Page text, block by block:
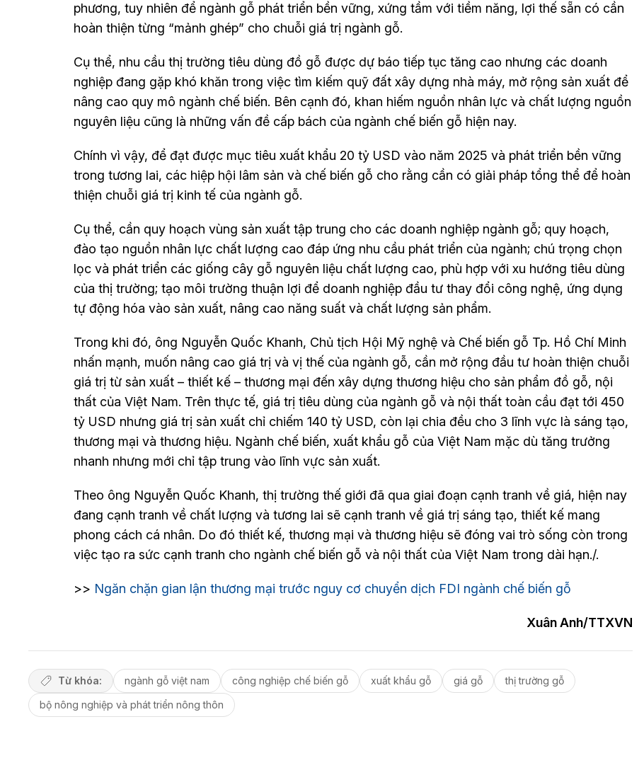
phương, tuy nhiên để ngành gỗ phát triển bền vững, xứng tầm với tiềm năng, lợi thế sẵn có cần
hoàn thiện từng “mảnh ghép” cho chuỗi giá trị ngành gỗ.
Cụ thể, nhu cầu thị trường tiêu dùng đồ gỗ được dự báo tiếp tục tăng cao nhưng các doanh
nghiệp đang gặp khó khăn trong việc tìm kiếm quỹ đất xây dựng nhà máy, mở rộng sản xuất để
nâng cao quy mô ngành chế biến. Bên cạnh đó, khan hiếm nguồn nhân lực và chất lượng nguồn
nguyên liệu cũng là những vấn đề cấp bách của ngành chế biến gỗ hiện nay.
Chính vì vậy, để đạt được mục tiêu xuất khẩu 20 tỷ USD vào năm 2025 và phát triển bền vững
trong tương lai, các hiệp hội lâm sản và chế biến gỗ cho rằng cần có giải pháp tổng thể để hoàn
thiện chuỗi giá trị kinh tế của ngành gỗ.
Cụ thể, cần quy hoạch vùng sản xuất tập trung cho các doanh nghiệp ngành gỗ; quy hoạch,
đào tạo nguồn nhân lực chất lượng cao đáp ứng nhu cầu phát triển của ngành; chú trọng chọn
lọc và phát triển các giống cây gỗ nguyên liệu chất lượng cao, phù hợp với xu hướng tiêu dùng
của thị trường; tạo môi trường thuận lợi để doanh nghiệp đầu tư thay đổi công nghệ, ứng dụng
tự động hóa vào sản xuất, nâng cao năng suất và chất lượng sản phẩm.
Trong khi đó, ông Nguyễn Quốc Khanh, Chủ tịch Hội Mỹ nghệ và Chế biến gỗ Tp. Hồ Chí Minh
nhấn mạnh, muốn nâng cao giá trị và vị thế của ngành gỗ, cần mở rộng đầu tư hoàn thiện chuỗi
giá trị từ sản xuất – thiết kế – thương mại đến xây dựng thương hiệu cho sản phẩm đồ gỗ, nội
thất của Việt Nam. Trên thực tế, giá trị tiêu dùng của ngành gỗ và nội thất toàn cầu đạt tới 450
tỷ USD nhưng giá trị sản xuất chỉ chiếm 140 tỷ USD, còn lại chia đều cho 3 lĩnh vực là sáng tạo,
thương mại và thương hiệu. Ngành chế biến, xuất khẩu gỗ của Việt Nam mặc dù tăng trưởng
nhanh nhưng mới chỉ tập trung vào lĩnh vực sản xuất.
Theo ông Nguyễn Quốc Khanh, thị trường thế giới đã qua giai đoạn cạnh tranh về giá, hiện nay
đang cạnh tranh về chất lượng và tương lai sẽ cạnh tranh về giá trị sáng tạo, thiết kế mang
phong cách cá nhân. Do đó thiết kế, thương mại và thương hiệu sẽ đóng vai trò sống còn trong
việc tạo ra sức cạnh tranh cho ngành chế biến gỗ và nội thất của Việt Nam trong dài hạn./.
>> Ngăn chặn gian lận thương mại trước nguy cơ chuyển dịch FDI ngành chế biến gỗ
Xuân Anh/TTXVN
Từ khóa: ngành gỗ việt nam công nghiệp chế biến gỗ xuất khẩu gỗ giá gỗ
thị trường gỗ
bộ nông nghiệp và phát triển nông thôn